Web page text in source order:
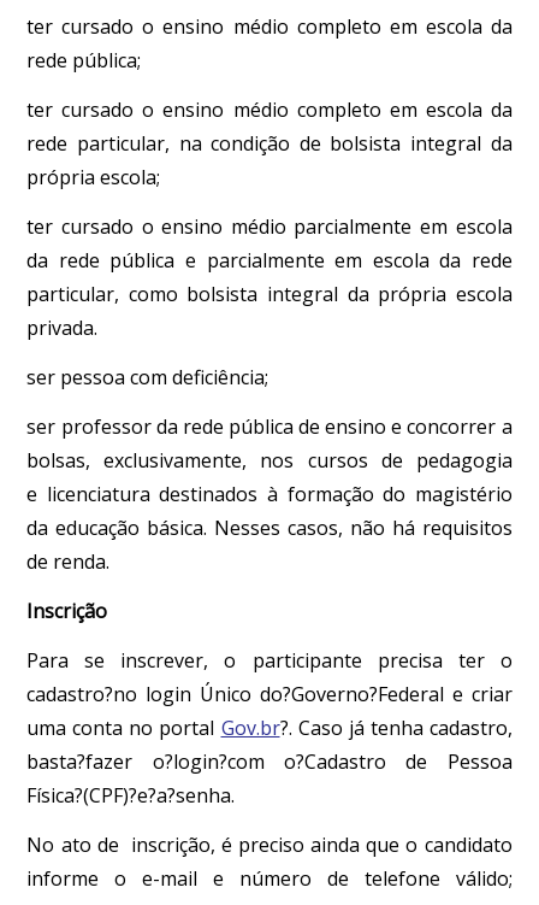
ter cursado o ensino médio completo em escola da
rede pública;
ter cursado o ensino médio completo em escola da
rede particular, na condição de bolsista integral da
própria escola;
ter cursado o ensino médio parcialmente em escola
da rede pública e parcialmente em escola da rede
particular, como bolsista integral da própria escola
privada.
ser pessoa com deficiência;
ser professor da rede pública de ensino e concorrer a
bolsas, exclusivamente, nos cursos de pedagogia
e licenciatura destinados à formação do magistério
da educação básica. Nesses casos, não há requisitos
de renda.
Inscrição
Para se inscrever, o participante precisa ter o
cadastro?no login Único do?Governo?Federal e criar
uma conta no portal Gov.br?. Caso já tenha cadastro,
basta?fazer o?login?com o?Cadastro de Pessoa
Física?(CPF)?e?a?senha.
No ato de inscrição, é preciso ainda que o candidato
informe o e-mail e número de telefone válido;